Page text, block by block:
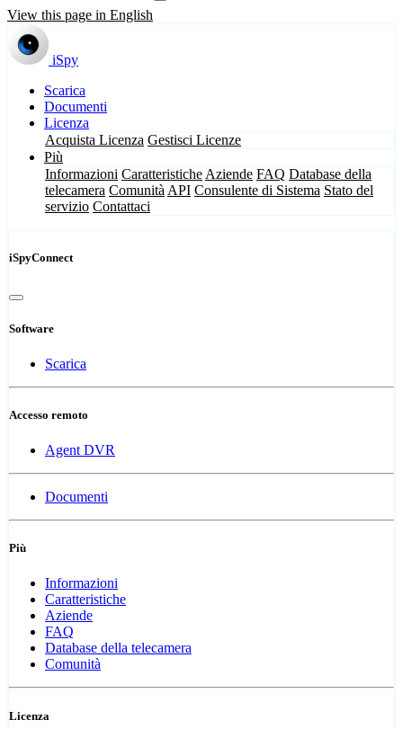
View this page in English
iSpy
Scarica
Documenti
Licenza
Acquista Licenza Gestisci Licenze
Più
Informazioni Caratteristiche Aziende FAQ Database della
telecamera Comunità API Consulente di Sistema Stato del
servizio Contattaci
iSpyConnect
Software
Scarica
Accesso remoto
Agent DVR
Documenti
Più
Informazioni
Caratteristiche
Aziende
FAQ
Database della telecamera
Comunità
Licenza